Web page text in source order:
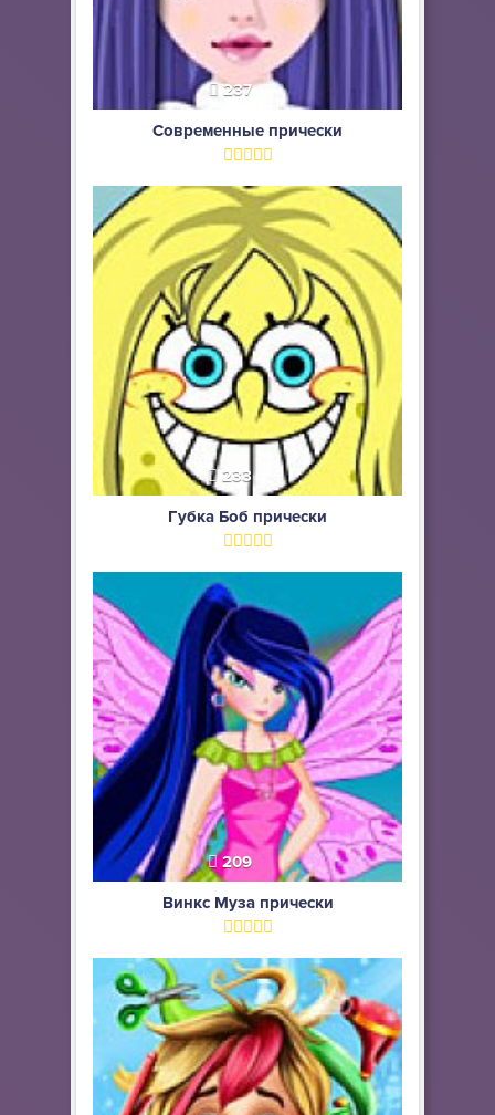
237
Современные прически
233
Губка Боб прически
209
Винкс Муза прически